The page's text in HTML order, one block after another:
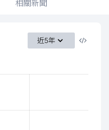
相關新聞
近5年